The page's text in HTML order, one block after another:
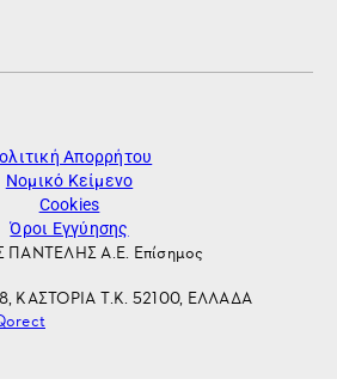
Απορρήτου
Νομικό Κείμενο
Cookies
Όροι Εγγύησης
ΠΑΝΤΕΛΗΣ Α.Ε. Επίσημος
ΚΑΣΤΟΡΙΑ Τ.Κ. 52100, ΕΛΛΑΔΑ